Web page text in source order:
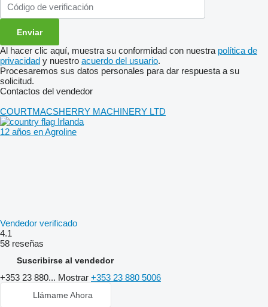
Al hacer clic aquí, muestra su conformidad con nuestra política de
privacidad y nuestro acuerdo del usuario.
Procesaremos sus datos personales para dar respuesta a su
solicitud.
Contactos del vendedor
COURTMACSHERRY MACHINERY LTD
Irlanda
12 años en Agroline
Vendedor verificado
4.1
58 reseñas
Suscribirse al vendedor
+353 23 880... Mostrar +353 23 880 5006
Llámame Ahora